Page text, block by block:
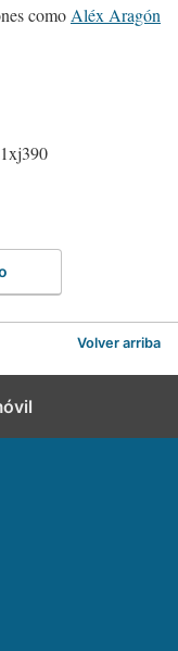
como Aléx Aragón
Volver arriba